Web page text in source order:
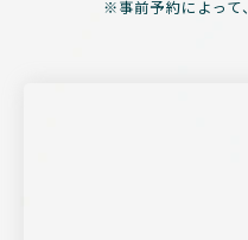
※事前予約によって、